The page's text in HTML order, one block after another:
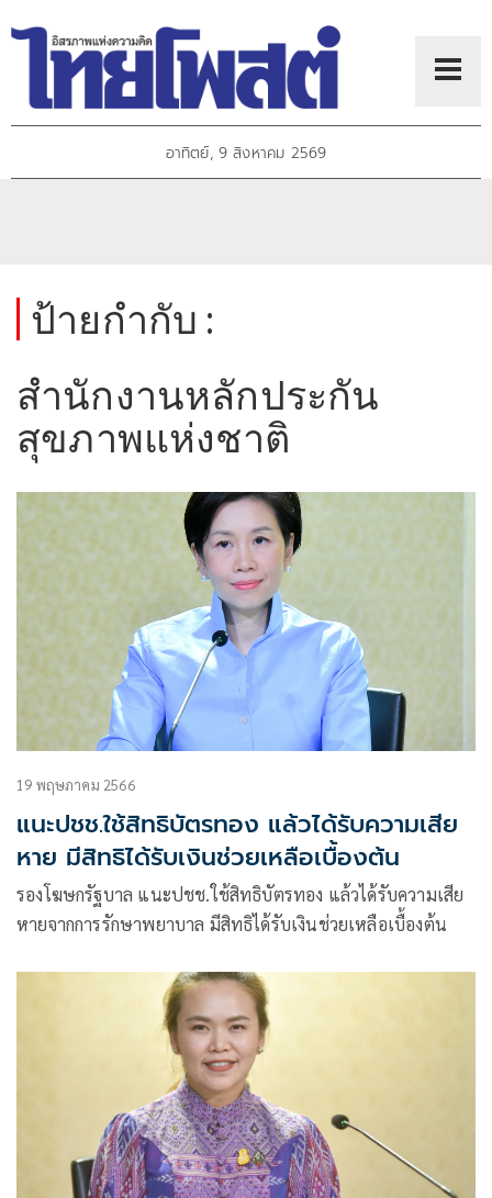
อาทิตย์, 9 สิงหาคม 2569
ป้ายกำกับ :
สำนักงานหลักประกัน
สุขภาพแห่งชาติ
19 พฤษภาคม 2566
แนะปชช.ใช้สิทธิบัตรทอง แล้วได้รับความเสีย
หาย มีสิทธิได้รับเงินช่วยเหลือเบื้องต้น
รองโฆษกรัฐบาล แนะปชช.ใช้สิทธิบัตรทอง แล้วได้รับความเสีย
หายจากการรักษาพยาบาล มีสิทธิได้รับเงินช่วยเหลือเบื้องต้น